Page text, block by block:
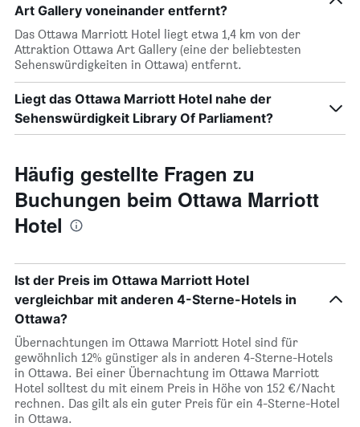
Art Gallery voneinander entfernt?
Das Ottawa Marriott Hotel liegt etwa 1,4 km von der
Attraktion Ottawa Art Gallery (eine der beliebtesten
Sehenswürdigkeiten in Ottawa) entfernt.
Liegt das Ottawa Marriott Hotel nahe der
Sehenswürdigkeit Library Of Parliament?
Häufig gestellte Fragen zu
Buchungen beim Ottawa Marriott
Hotel
Ist der Preis im Ottawa Marriott Hotel
vergleichbar mit anderen 4-Sterne-Hotels in
Ottawa?
Übernachtungen im Ottawa Marriott Hotel sind für
gewöhnlich 12% günstiger als in anderen 4-Sterne-Hotels
in Ottawa. Bei einer Übernachtung im Ottawa Marriott
Hotel solltest du mit einem Preis in Höhe von 152 €/Nacht
rechnen. Das gilt als ein guter Preis für ein 4-Sterne-Hotel
in Ottawa.